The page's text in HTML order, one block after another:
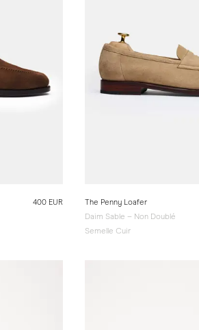
400 EUR
The Penny Loafer
Daim Sable – Non Doublé
Semelle Cuir